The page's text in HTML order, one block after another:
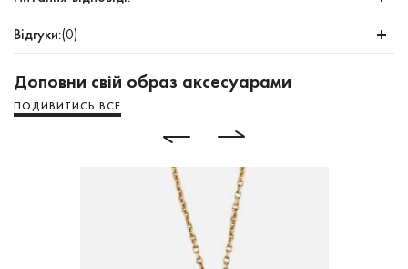
Відгуки:(0)
Доповни свій образ аксесуарами
ПОДИВИТИСЬ ВСЕ